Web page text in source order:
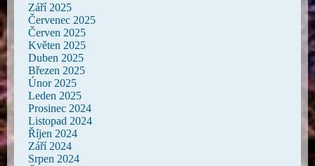
Září 2025
Červenec 2025
Červen 2025
Květen 2025
Duben 2025
Březen 2025
Únor 2025
Leden 2025
Prosinec 2024
Listopad 2024
Říjen 2024
Září 2024
Srpen 2024